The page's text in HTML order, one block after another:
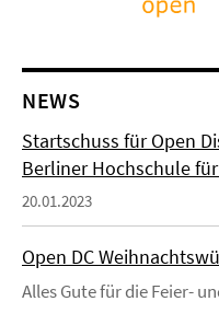
NEWS
Startschuss für Open
Berliner Hochschule
20.01.2023
Open DC
Alles Gute für die Feier-